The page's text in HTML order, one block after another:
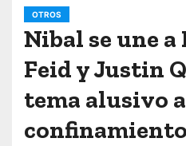
OTROS
Nibal se une a
Feid y Justin
tema alusivo
confinamiento